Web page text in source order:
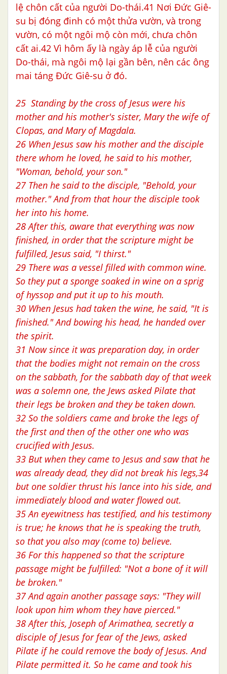
lệ chôn cất của người Do-thái.41 Nơi Đức Giê-
su bị đóng đinh có một thửa vườn, và trong
vườn, có một ngôi mộ còn mới, chưa chôn
cất ai.42 Vì hôm ấy là ngày áp lễ của người
Do-thái, mà ngôi mộ lại gần bên, nên các ông
mai táng Đức Giê-su ở đó.
25 Standing by the cross of Jesus were his
mother and his mother's sister, Mary the wife of
Clopas, and Mary of Magdala.
26 When Jesus saw his mother and the disciple
there whom he loved, he said to his mother,
"Woman, behold, your son."
27 Then he said to the disciple, "Behold, your
mother." And from that hour the disciple took
her into his home.
28 After this, aware that everything was now
finished, in order that the scripture might be
fulfilled, Jesus said, "I thirst."
29 There was a vessel filled with common wine.
So they put a sponge soaked in wine on a sprig
of hyssop and put it up to his mouth.
30 When Jesus had taken the wine, he said, "It is
finished." And bowing his head, he handed over
the spirit.
31 Now since it was preparation day, in order
that the bodies might not remain on the cross
on the sabbath, for the sabbath day of that week
was a solemn one, the Jews asked Pilate that
their legs be broken and they be taken down.
32 So the soldiers came and broke the legs of
the first and then of the other one who was
crucified with Jesus.
33 But when they came to Jesus and saw that he
was already dead, they did not break his legs,34
but one soldier thrust his lance into his side, and
immediately blood and water flowed out.
35 An eyewitness has testified, and his testimony
is true; he knows that he is speaking the truth,
so that you also may (come to) believe.
36 For this happened so that the scripture
passage might be fulfilled: "Not a bone of it will
be broken."
37 And again another passage says: "They will
look upon him whom they have pierced."
38 After this, Joseph of Arimathea, secretly a
disciple of Jesus for fear of the Jews, asked
Pilate if he could remove the body of Jesus. And
Pilate permitted it. So he came and took his